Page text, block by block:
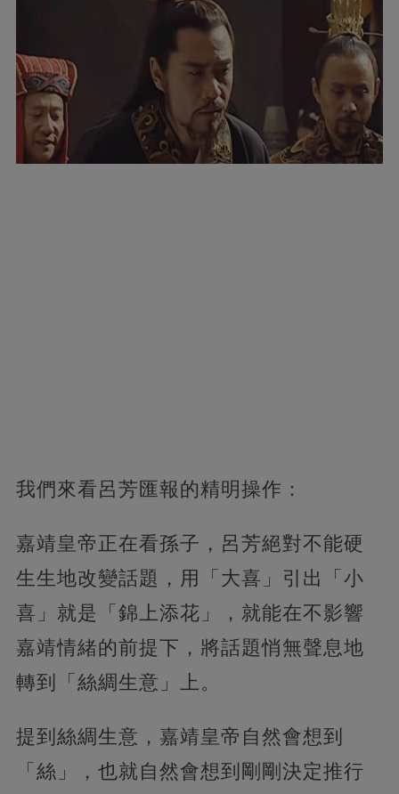
我們來看呂芳匯報的精明操作：
嘉靖皇帝正在看孫子，呂芳絕對不能硬
生生地改變話題，用「大喜」引出「小
喜」就是「錦上添花」，就能在不影響
嘉靖情緒的前提下，將話題悄無聲息地
轉到「絲綢生意」上。
提到絲綢生意，嘉靖皇帝自然會想到
「絲」，也就自然會想到剛剛決定推行